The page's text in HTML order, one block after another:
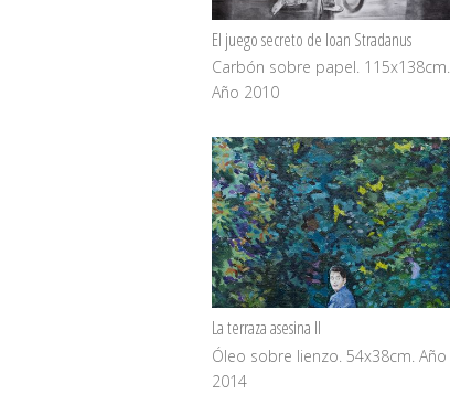
El juego secreto de Ioan Stradanus
Carbón sobre papel. 115x138cm.
Año 2010
La terraza asesina II
Óleo sobre lienzo. 54x38cm. Año
2014